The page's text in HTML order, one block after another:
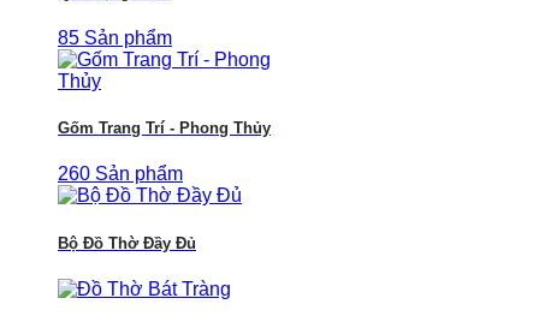
85 Sản phẩm
Gốm Trang Trí - Phong Thủy
260 Sản phẩm
Bộ Đồ Thờ Đầy Đủ